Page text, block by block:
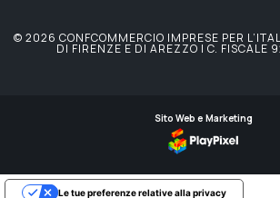
© 2026 CONFCOMMERCIO IMPRESE PER
DI FIRENZE E DI AREZZO | C. FISCALE
Sito Web e Marketing
Le tue preferenze relative alla privacy